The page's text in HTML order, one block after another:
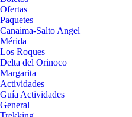
Ofertas
Paquetes
Canaima-Salto Angel
Mérida
Los Roques
Delta del Orinoco
Margarita
Actividades
Guía Actividades
General